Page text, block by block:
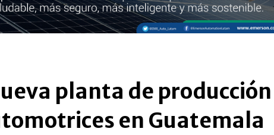
planta de producción
en Guatemala